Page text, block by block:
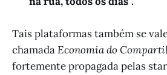
Tais plataformas também se
chamadaEconomia do
fortemente propagada pelas